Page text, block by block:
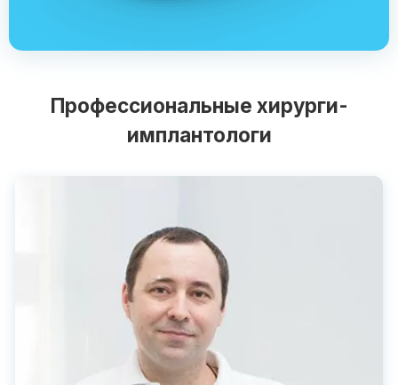
Профессиональные хирурги-
имплантологи